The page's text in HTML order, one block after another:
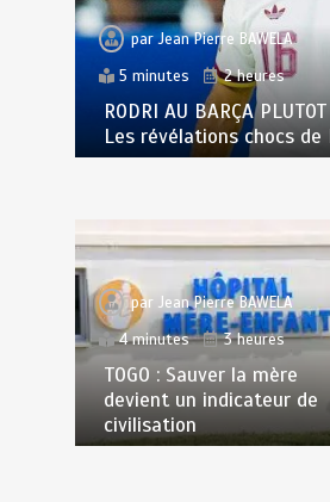
parJean Pierre BAWELA
5 minutes
2 heures
RODRI AU BARÇA
Les révélations chocs de
parJean Pierre BAWELA
4 minutes
3 heures
TOGO : Sauver la mère
devient un indicateur de
civilisation